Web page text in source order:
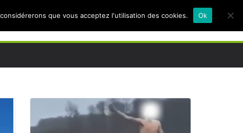
que vous acceptez l'utilisation des cookies. Ok